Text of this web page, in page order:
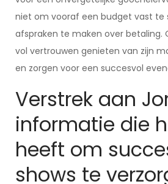
niet om vooraf een budget vast te
afspraken te maken over betaling.
vol vertrouwen genieten van zijn
en zorgen voor een succesvol
Verstrek aan
informatie die
heeft om
shows te